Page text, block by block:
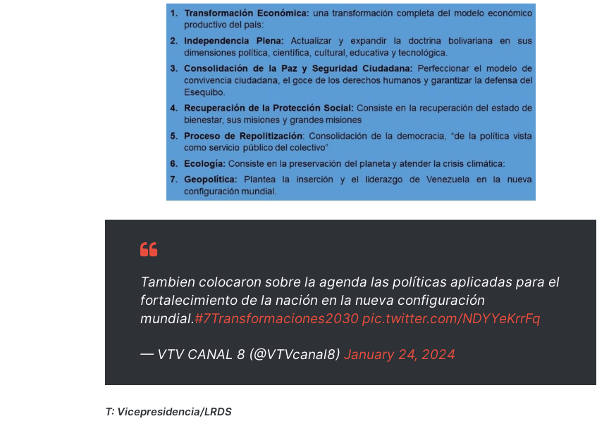
Tambien colocaron sobre la agenda las políticas aplicadas para el
fortalecimiento de la nación en la nueva configuración
mundial.#7Transformaciones2030 pic.twitter.com/NDYYeKrrFq
— VTV CANAL 8 (@VTVcanal8)January 24, 2024
T: Vicepresidencia/LRDS